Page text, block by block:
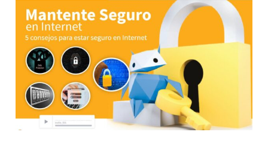
Cómo
mantenerse
seguro
en
Internet
Ciudadanía
Digital